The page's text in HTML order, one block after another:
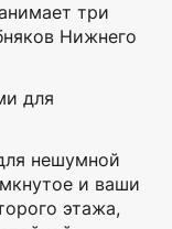
три
Нижнего
для
нешумной
и ваши
этажа,